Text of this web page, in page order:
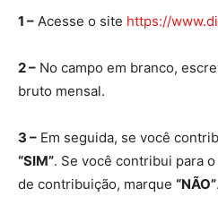
1 – Acesse o site https://
2 – No campo em branco,
bruto mensal.
3 – Em seguida, se você
“SIM”. Se você contribui para
de contribuição, marque “NÃO”.